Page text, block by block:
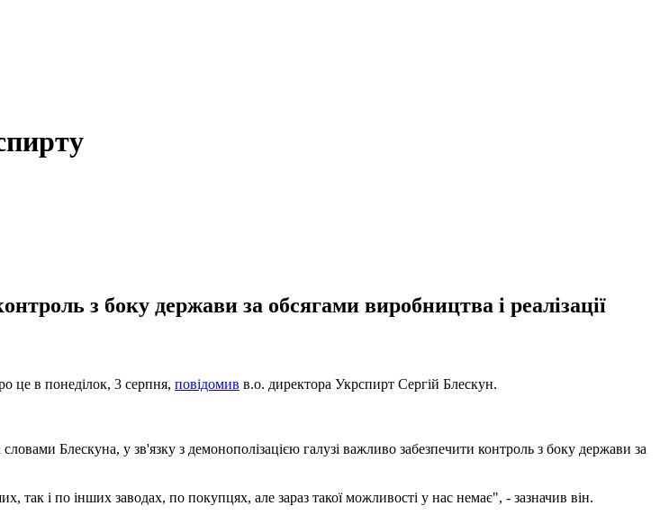
з боку держави за обсягами виробництва і реалізації
це в понеділок, 3 серпня, повідомив в.о. директора Укрспирт Сергій Блескун.
Блескуна, у зв'язку з демонополізацією галузі важливо забезпечити контроль з боку держави за
так і по інших заводах, по покупцях, але зараз такої можливості у нас немає", - зазначив він.